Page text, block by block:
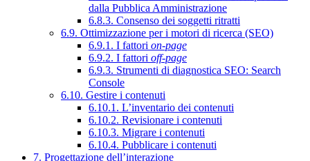
dalla Pubblica Amministrazione
6.8.3. Consenso dei soggetti ritratti
6.9. Ottimizzazione per i motori di ricerca (SEO)
6.9.1. I fattori on-page
6.9.2. I fattori off-page
6.9.3. Strumenti di diagnostica SEO: Search
Console
6.10. Gestire i contenuti
6.10.1. L’inventario dei contenuti
6.10.2. Revisionare i contenuti
6.10.3. Migrare i contenuti
6.10.4. Pubblicare i contenuti
7. Progettazione dell’interazione